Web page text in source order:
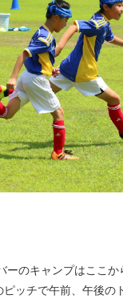
ーのキャンプはここか
ピッチで午前、午後の